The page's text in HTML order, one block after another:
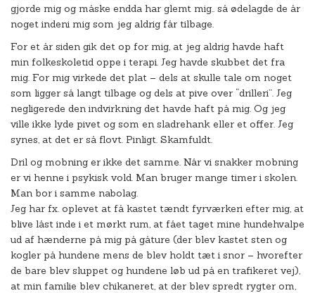
gjorde mig og måske endda har glemt mig.. så ødelagde de år
noget indeni mig som jeg aldrig får tilbage.
For et år siden gik det op for mig, at jeg aldrig havde haft
min folkeskoletid oppe i terapi. Jeg havde skubbet det fra
mig. For mig virkede det plat – dels at skulle tale om noget
som ligger så langt tilbage og dels at pive over “drilleri”. Jeg
negligerede den indvirkning det havde haft på mig. Og jeg
ville ikke lyde pivet og som en sladrehank eller et offer. Jeg
synes, at det er så flovt. Pinligt. Skamfuldt.
Dril og mobning er ikke det samme. Når vi snakker mobning
er vi henne i psykisk vold. Man bruger mange timer i skolen.
Man bor i samme nabolag.
Jeg har fx. oplevet at få kastet tændt fyrværkeri efter mig, at
blive låst inde i et mørkt rum, at fået taget mine hundehvalpe
ud af hænderne på mig på gåture (der blev kastet sten og
kogler på hundene mens de blev holdt tæt i snor – hvorefter
de bare blev sluppet og hundene løb ud på en trafikeret vej),
at min familie blev chikaneret, at der blev spredt rygter om,